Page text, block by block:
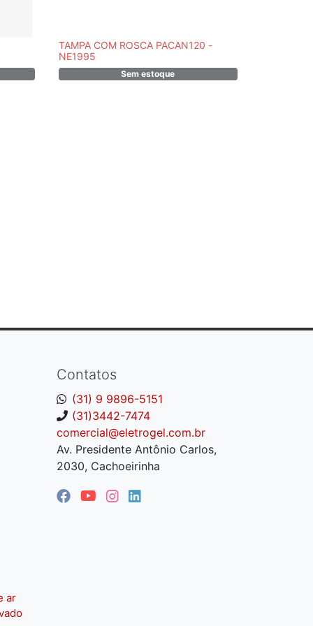
TAMPA COM ROSCA PACAN120 -
NE1995
Sem estoque
Contatos
(31) 9 9896-5151
(31)3442-7474
comercial@eletrogel.com.br
Av. Presidente Antônio Carlos,
2030, Cachoeirinha
ar